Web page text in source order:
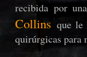
recibida por
Collins que le
quirúrgicas para